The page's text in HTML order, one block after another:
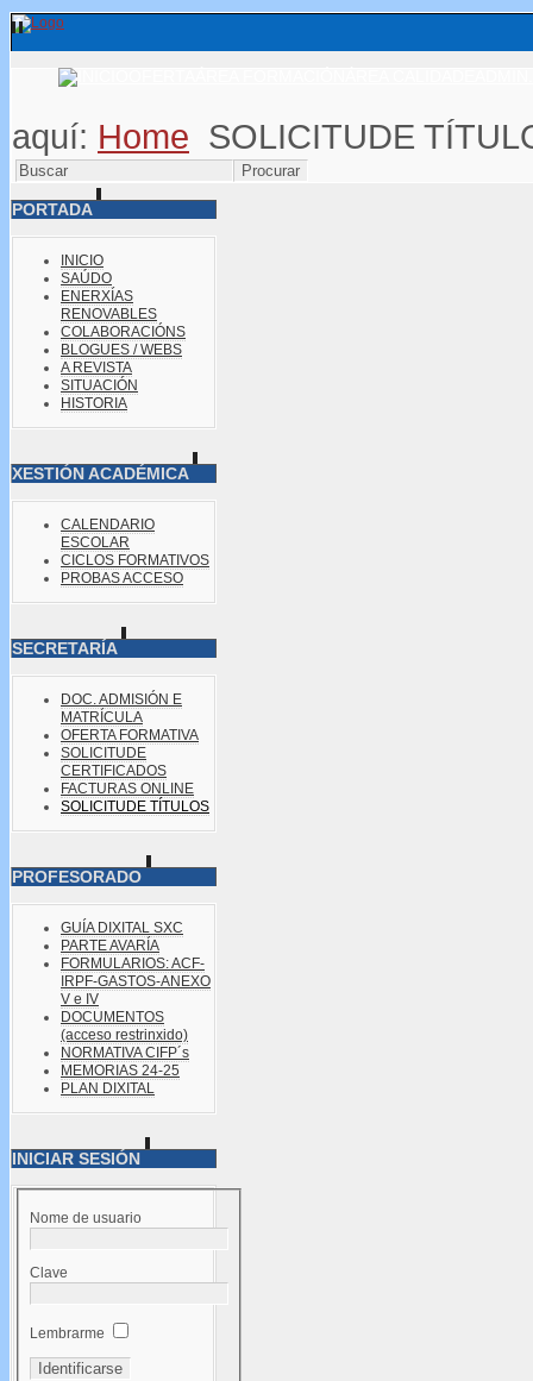
aquí: Home SOLICITUDE
PORTADA
INICIO
SAÚDO
ENERXÍAS
RENOVABLES
COLABORACIÓNS
BLOGUES / WEBS
A REVISTA
SITUACIÓN
HISTORIA
XESTIÓN ACADÉMICA
CALENDARIO
ESCOLAR
CICLOS FORMATIVOS
PROBAS ACCESO
SECRETARÍA
DOC. ADMISIÓN E
MATRÍCULA
OFERTA FORMATIVA
SOLICITUDE
CERTIFICADOS
FACTURAS ONLINE
SOLICITUDE TÍTULOS
PROFESORADO
GUÍA DIXITAL SXC
PARTE AVARÍA
FORMULARIOS: ACF-
IRPF-GASTOS-ANEXO
V e IV
DOCUMENTOS
(acceso restrinxido)
NORMATIVA CIFP´s
MEMORIAS 24-25
PLAN DIXITAL
INICIAR SESIÓN
Nome de usuario
Clave
Lembrarme